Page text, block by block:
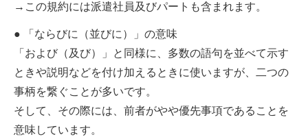
→この規約には派遣社員及びパートも含まれます。
● 「ならびに（並びに）」の意味
「および（及び）」と同様に、多数の語句を並べて示す
ときや説明などを付け加えるときに使いますが、二つの
事柄を繋ぐことが多いです。
そして、その際には、前者がやや優先事項であることを
意味しています。